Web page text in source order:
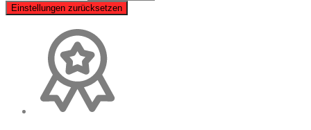
Einstellungen zurücksetzen